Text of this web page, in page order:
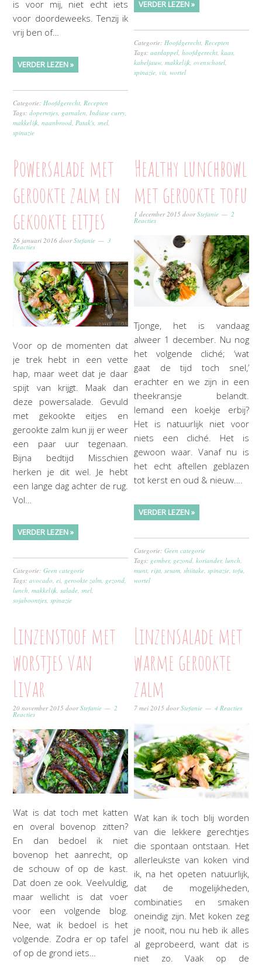
is voor mij, niet echt iets
voor doordeweeks. Tenzij ik
vrij ben of…
VERDER LEZEN »
Categorie:Hoofdgerecht,Recepten
Tags:doperwtjes, garnalen,Indiase curry,
makkelijk,naanbrood,Patak's,snel,
spinazie
VERDER LEZEN »
Categorie:Hoofdgerecht,Recepten
Tags:aardappel,hoofdgerecht,kaas,
kabeljauw,makkelijk,ovenschotel,
spinazie, vis,wortel
Powersalade met
gerookte zalm en
gekookte eitjes
26 januari 2016 doorStefanie 3
Reacties
Voor op de momenten dat
je trek hebt in een vette
hap, maar weet dat je daar
spijt van krijgt. Maak dan
deze powersalade. Gevuld
met gekookte eitjes en
gerookte zalm kun jij er weer
een paar uur tegenaan.
Bijna bedtijd Misschien
herken je dit wel. Je hebt
een lange dag achter de rug.
Vol…
VERDER LEZEN »
Categorie:Geen categorie
Tags:avocado ,ei gerookte zalm gezond
lunch ,makkelijk ,salade ,snel
sojaboontjes ,spinazie
Healthy lunchbowl
met gerookte tofu
1 december 2015 doorStefanie 2
Reacties
Tjonge, het is vandaag
alweer 1 december. Nu nog
het volgende cliché; ‘wat
gaat de tijd toch snel,’
erachter en we zijn in een
theekransje belandt.
Iemand een koekje erbij?
Het is natuurlijk niet voor
niets een cliché. Het is
gewoon waar. Vanaf nu is
het echt aftellen geblazen
tot kerst en oud & nieuw….
VERDER LEZEN »
Categorie:Geen categorie
Tags: gember, gezond,koriander,lunch,
munt,rijst,sesam,shiitake,spinazie,tofu,
wortel
Linzenstoof met
worstjes van
Livar
20 november 2015 doorStefanie 2
Reacties
Wat is dat toch met katten
en overal bovenop zitten?
En dan bedoel ik niet
bovenop het aanrecht, op
de schouw of op de kast.
Dat doen ze ook. Veelvuldig,
maar wellicht is dat voer
voor een volgende blog.
Nee, wat ik bedoel is het
volgende. Zodra er op tafel
of op de grond iets…
Linzensalade met
warme gerookte
zalm
7 mei 2015 doorStefanie 4 Reacties
Wat kan ik toch blij worden
van die lekkere gerechtjes
die spontaan ontstaan. Het
allerleukste van koken vind
ik, na het opeten natuurlijk,
dat de mogelijkheden,
combinaties en smaken
oneindig zijn. Met koken zeg
je nooit, nou nu heb ik alles
al geprobeerd, want dat is
niet zo. Vaak op de